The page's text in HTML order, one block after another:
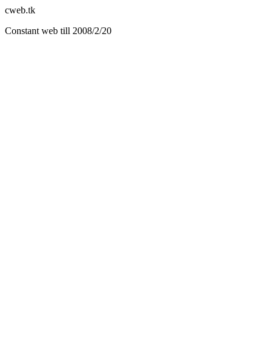
cweb.tk
Constant web till 2008/2/20